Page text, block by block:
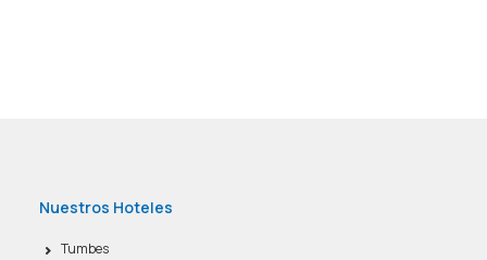
Nuestros Hoteles
Tumbes